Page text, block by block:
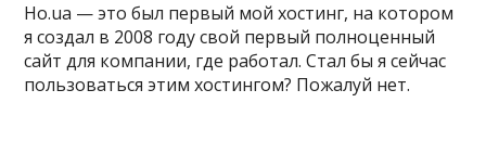
Ho.ua — это был первый мой хостинг, на котором
я создал в 2008 году свой первый полноценный
сайт для компании, где работал. Стал бы я сейчас
пользоваться этим хостингом? Пожалуй нет.